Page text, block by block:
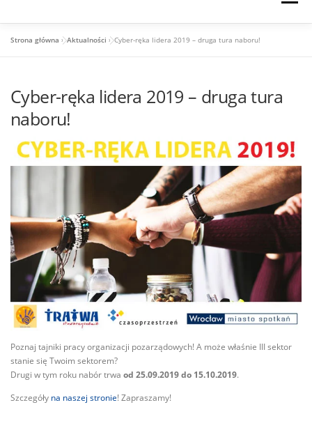
AKTUALNOŚCI KONTAKT
Strona główna »Aktualności »Cyber-ręka lidera 2019 – druga tura naboru!
Cyber-ręka lidera 2019 – druga tura
naboru!
Poznaj tajniki pracy organizacji pozarządowych! A może właśnie III sektor
stanie się Twoim sektorem?
Drugi w tym roku nabór trwa od 25.09.2019 do 15.10.2019.
Szczegóły na naszej stronie! Zapraszamy!